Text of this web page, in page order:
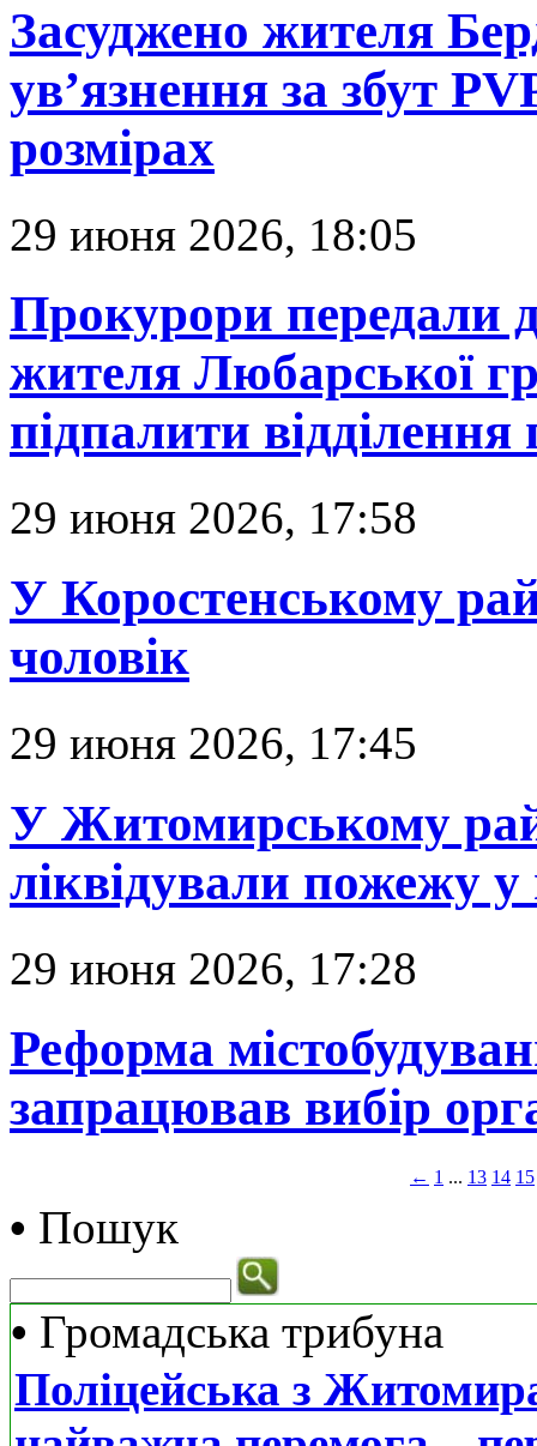
Засуджено жителя
ув’язнення за збут
розмірах
29 июня 2026, 18:05
Прокурори передали
жителя Любарської
підпалити відділення
29 июня 2026, 17:58
У Коростенському
чоловік
29 июня 2026, 17:45
У Житомирському
ліквідували пожежу
29 июня 2026, 17:28
Реформа
запрацював вибір
← 1 ... 13 14 15
• Пошук
• Громадська трибуна
Поліцейська з